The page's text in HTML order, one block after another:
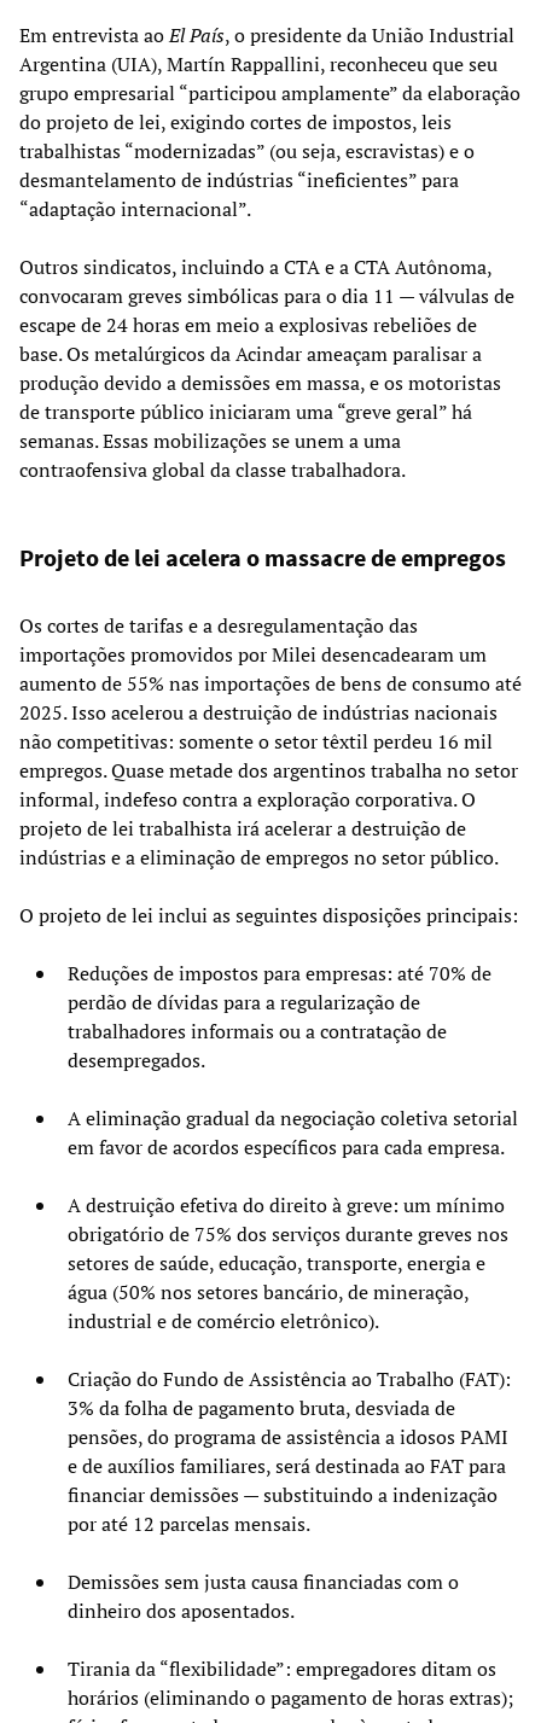
Em entrevista aoEl País, o presidente da União Industrial
Argentina (UIA), Martín Rappallini, reconheceu que seu
grupo empresarial “participou amplamente” da elaboração
do projeto de lei, exigindo cortes de impostos, leis
trabalhistas “modernizadas” (ou seja, escravistas) e o
desmantelamento de indústrias “ineficientes” para
“adaptação internacional”.
Outros sindicatos, incluindo a CTA e a CTA Autônoma,
convocaram greves simbólicas para o dia 11 — válvulas de
escape de 24 horas em meio a explosivas rebeliões de
base. Os metalúrgicos da Acindar ameaçam paralisar a
produção devido a demissões em massa, e os motoristas
de transporte público iniciaram uma “greve geral” há
semanas. Essas mobilizações se unem a uma
contraofensiva global da classe trabalhadora.
Projeto de lei acelera o massacre de empregos
Os cortes de tarifas e a desregulamentação das
importações promovidos por Milei desencadearam um
aumento de 55% nas importações de bens de consumo até
2025. Isso acelerou a destruição de indústrias nacionais
não competitivas: somente o setor têxtil perdeu 16 mil
empregos. Quase metade dos argentinos trabalha no setor
informal, indefeso contra a exploração corporativa. O
projeto de lei trabalhista irá acelerar a destruição de
indústrias e a eliminação de empregos no setor público.
O projeto de lei inclui as seguintes disposições principais:
Reduções de impostos para empresas: até 70% de
perdão de dívidas para a regularização de
trabalhadores informais ou a contratação de
desempregados.
A eliminação gradual da negociação coletiva setorial
em favor de acordos específicos para cada empresa.
A destruição efetiva do direito à greve: um mínimo
obrigatório de 75% dos serviços durante greves nos
setores de saúde, educação, transporte, energia e
água (50% nos setores bancário, de mineração,
industrial e de comércio eletrônico).
Criação do Fundo de Assistência ao Trabalho (FAT):
3% da folha de pagamento bruta, desviada de
pensões, do programa de assistência a idosos PAMI
e de auxílios familiares, será destinada ao FAT para
financiar demissões — substituindo a indenização
por até 12 parcelas mensais.
Demissões sem justa causa financiadas com o
dinheiro dos aposentados.
Tirania da “flexibilidade”: empregadores ditam os
horários (eliminando o pagamento de horas extras);